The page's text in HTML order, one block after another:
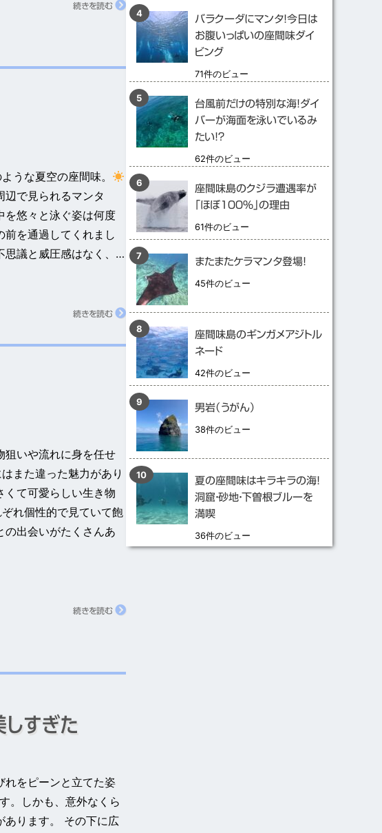
続きを読む
うな夏空の座間味。
で見られるマンタ
を悠々と泳ぐ姿は何度
前を通過してくれまし
思議と威圧感はなく、…
続きを読む
狙いや流れに身を任せ
また違った魅力があり
くて可愛らしい生き物
れ個性的で見ていて飽
の出会いがたくさんあ
続きを読む
しすぎた
れをピーンと立てた姿
。しかも、意外なくら
あります。 その下に広
バラクーダにマンタ！今日は
お腹いっぱいの座間味ダイ
ビング
71件のビュー
台風前だけの特別な海！ダイ
バーが海面を泳いでいるみ
たい！？
62件のビュー
座間味島のクジラ遭遇率が
「ほぼ１００％」の理由
61件のビュー
またまたケラマンタ登場！
45件のビュー
座間味島のギンガメアジトル
ネード
42件のビュー
男岩（うがん）
38件のビュー
夏の座間味はキラキラの海！
洞窟・砂地・下曽根ブルーを
満喫
36件のビュー